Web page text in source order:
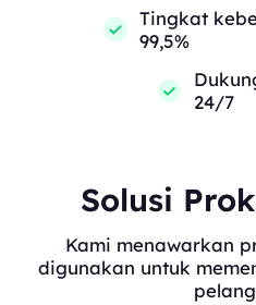
Tingkat
99,5%
24/7
Solusi
Kami menawarkan
digunakan untuk